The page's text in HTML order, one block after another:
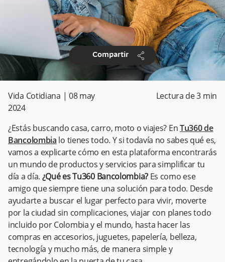
Compartir share
Vida Cotidiana | 08 may
2024
Lectura de3 min
¿Estás buscando casa, carro, moto o viajes? EnTu360 de
Bancolombia lo tienes todo. Y si todavía no sabes qué es,
vamos a explicarte cómo en esta plataforma encontrarás
un mundo de productos y servicios para simplificar tu
día a día. ¿Qué es Tu360 Bancolombia?Es como ese
amigo que siempre tiene una solución para todo. Desde
ayudarte a buscar el lugar perfecto para vivir, moverte
por la ciudad sin complicaciones, viajar con planes todo
incluido por Colombia y el mundo, hasta hacer las
compras en accesorios, juguetes, papelería, belleza,
tecnología y mucho más, de manera simple y